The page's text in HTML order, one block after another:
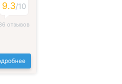
9.3/10
отзывов